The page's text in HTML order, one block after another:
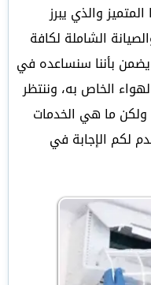
والذي يبرز
الشاملة لكافة
يضمن بأننا سنساعده في
الخاص به، وننتظر
بنا لمدة 24 ساعة، ولكن ما هي الخدمات
لكم الإجابة في